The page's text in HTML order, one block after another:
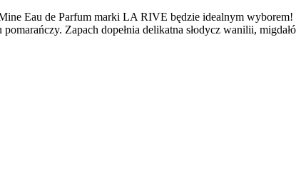
Eau de Parfum marki LA RIVE będzie idealnym
Zapach dopełnia delikatna słodycz wanilii,